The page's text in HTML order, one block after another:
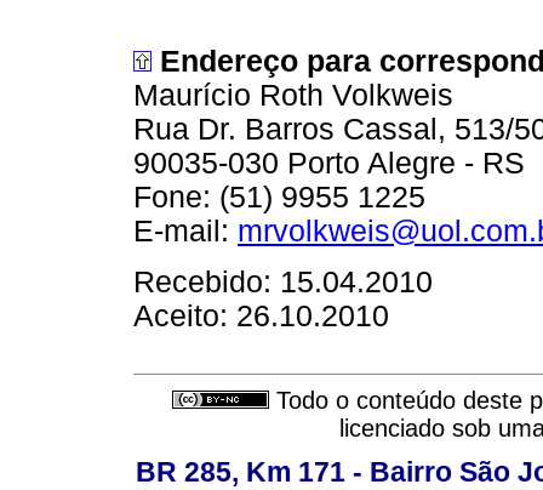
Endereço para
Maurício Roth Volkweis
Rua Dr. Barros Cassal, 513/
90035-030 Porto Alegre - RS
Fone: (51) 9955 1225
E-mail:
Recebido: 15.04.2010
Aceito: 26.10.2010
Todo o conteúdo deste
licenciado sob
BR 285, Km 171 - Bairro São